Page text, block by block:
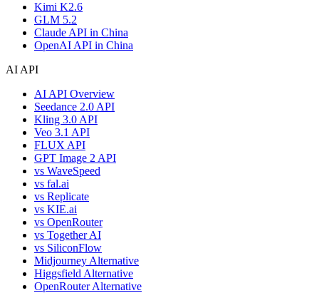
Kimi K2.6
GLM 5.2
Claude API in China
OpenAI API in China
AI API
AI API Overview
Seedance 2.0 API
Kling 3.0 API
Veo 3.1 API
FLUX API
GPT Image 2 API
vs WaveSpeed
vs fal.ai
vs Replicate
vs KIE.ai
vs OpenRouter
vs Together AI
vs SiliconFlow
Midjourney Alternative
Higgsfield Alternative
OpenRouter Alternative